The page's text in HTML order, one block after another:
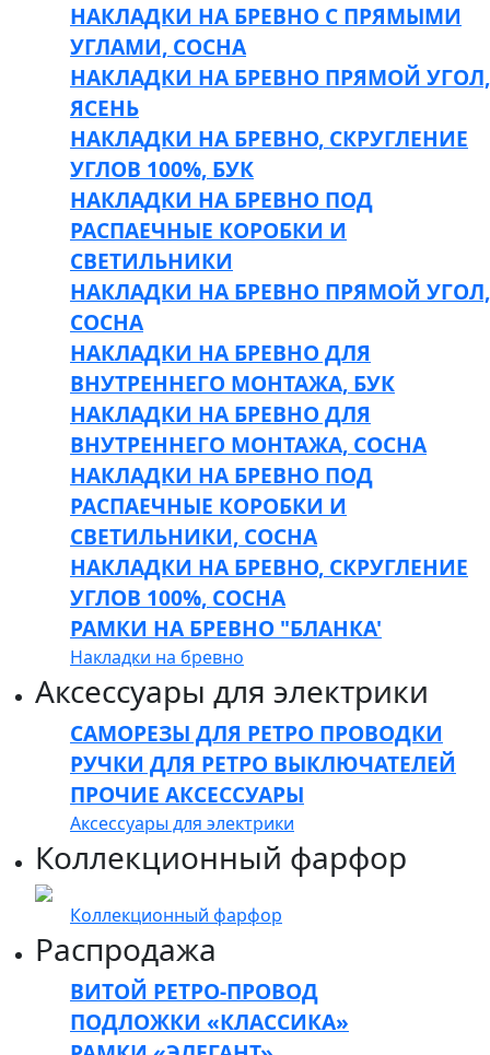
НАКЛАДКИ НА БРЕВНО С ПРЯМЫМИ
УГЛАМИ, СОСНА
НАКЛАДКИ НА БРЕВНО ПРЯМОЙ УГОЛ,
ЯСЕНЬ
НАКЛАДКИ НА БРЕВНО, СКРУГЛЕНИЕ
УГЛОВ 100%, БУК
НАКЛАДКИ НА БРЕВНО ПОД
РАСПАЕЧНЫЕ КОРОБКИ И
СВЕТИЛЬНИКИ
НАКЛАДКИ НА БРЕВНО ПРЯМОЙ УГОЛ,
СОСНА
НАКЛАДКИ НА БРЕВНО ДЛЯ
ВНУТРЕННЕГО МОНТАЖА, БУК
НАКЛАДКИ НА БРЕВНО ДЛЯ
ВНУТРЕННЕГО МОНТАЖА, СОСНА
НАКЛАДКИ НА БРЕВНО ПОД
РАСПАЕЧНЫЕ КОРОБКИ И
СВЕТИЛЬНИКИ, СОСНА
НАКЛАДКИ НА БРЕВНО, СКРУГЛЕНИЕ
УГЛОВ 100%, СОСНА
РАМКИ НА БРЕВНО "БЛАНКА'
Накладки на бревно
Аксессуары для электрики
САМОРЕЗЫ ДЛЯ РЕТРО ПРОВОДКИ
РУЧКИ ДЛЯ РЕТРО ВЫКЛЮЧАТЕЛЕЙ
ПРОЧИЕ АКСЕССУАРЫ
Аксессуары для электрики
Коллекционный фарфор
Коллекционный фарфор
Распродажа
ВИТОЙ РЕТРО-ПРОВОД
ПОДЛОЖКИ «КЛАССИКА»